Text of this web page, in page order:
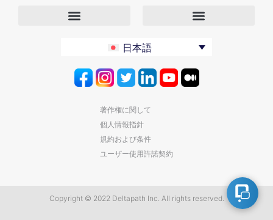
セキュリティおよびプライバシー
プロダクティビティツール
デルタパス University
ソフトウェアダウンロード
テクニカルサポートに連絡する
日本語
著作権に関して
個人情報指針
規約および条件
ユーザー使用許諾契約
Copyright © 2022 Deltapath Inc. All rights reserved.